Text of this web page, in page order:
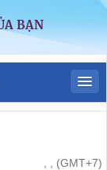
BẠN
, , (GMT+7)